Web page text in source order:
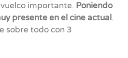
importante. Poniendo
presente en el cine actual.
sobre todo con 3